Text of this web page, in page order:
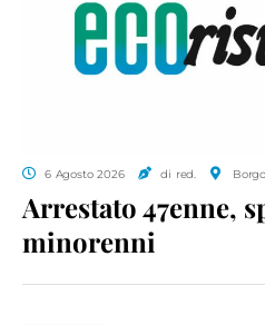
6 Agosto 2026 di red.
Arrestato 47enne,
minorenni